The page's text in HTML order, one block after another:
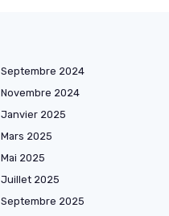
Septembre 2024
Novembre 2024
Janvier 2025
Mars 2025
Mai 2025
Juillet 2025
Septembre 2025